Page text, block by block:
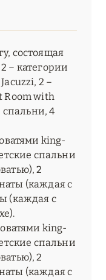
состоящая
– категории
2 –
Room with
спальни, 4
king-
спальни
2
(каждая с
(каждая с
king-
спальни
2
(каждая с